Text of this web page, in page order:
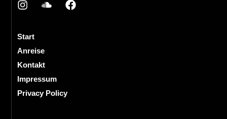
Start
Anreise
Kontakt
Impressum
Privacy Policy